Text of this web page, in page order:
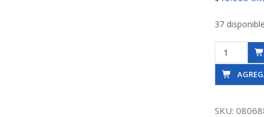
37
Codo
So-
So
Agua
SKU: